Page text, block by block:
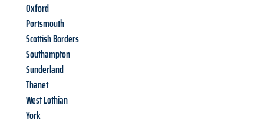
Oxford
Portsmouth
Scottish Borders
Southampton
Sunderland
Thanet
West Lothian
York